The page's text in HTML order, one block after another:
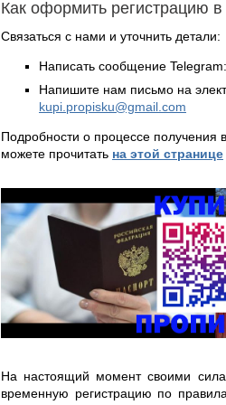
Как оформить регистрацию
Связаться с нами и уточнить детали:
Написать сообщение Telegram:
Напишите нам письмо на
kupi.propisku@gmail.com
Подробности о процессе получения
можете прочитать на этой странице
На настоящий момент своими
временную регистрацию по